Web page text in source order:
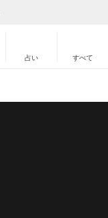
占い すべて